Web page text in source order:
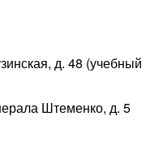
д. 48 (учебный
Штеменко, д. 5